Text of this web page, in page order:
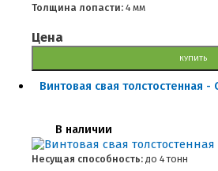
Толщина лопасти: 4 мм
Цена
КУПИТЬ
Винтовая свая толстостенная
В наличии
Несущая способность: до 4 тонн